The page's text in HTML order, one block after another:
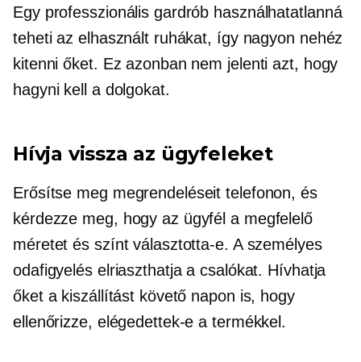
Egy professzionális gardrób használhatatlanná
teheti az elhasznált ruhákat, így nagyon nehéz
kitenni őket. Ez azonban nem jelenti azt, hogy
hagyni kell a dolgokat.
Hívja vissza az ügyfeleket
Erősítse meg megrendeléseit telefonon, és
kérdezze meg, hogy az ügyfél a megfelelő
méretet és színt választotta-e. A személyes
odafigyelés elriaszthatja a csalókat. Hívhatja
őket a kiszállítást követő napon is, hogy
ellenőrizze, elégedettek-e a termékkel.